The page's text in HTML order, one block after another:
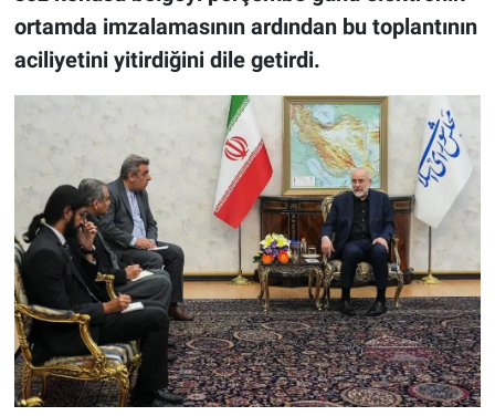
ortamda imzalamasının ardından bu toplantının
aciliyetini yitirdiğini dile getirdi.